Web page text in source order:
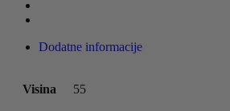
Dodatne informacije
Visina 55